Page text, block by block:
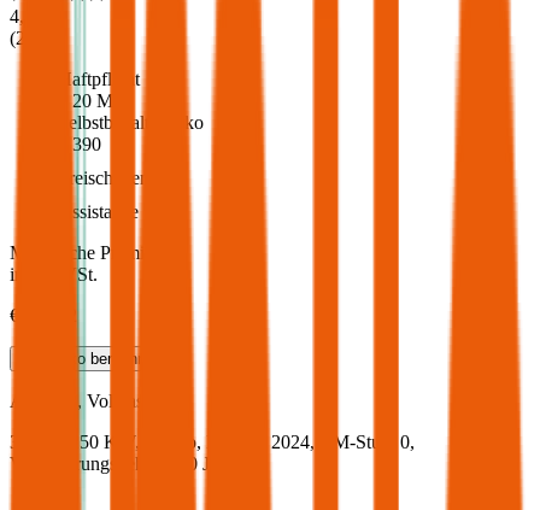
4,6
(217
Haftpflicht
€ 20 Mio.
Selbstbehalt Kasko
€ 390
Freischaden
Assistance
Monatliche Prämie
inkl. mVSt.
€ 149,62
Teilkasko berechnen
Audi
Q8, Vollkasko
340 PS/250 KW, elektro, Baujahr 2024, BM-Stufe 0,
Versicherungsnehmer 30 Jahre